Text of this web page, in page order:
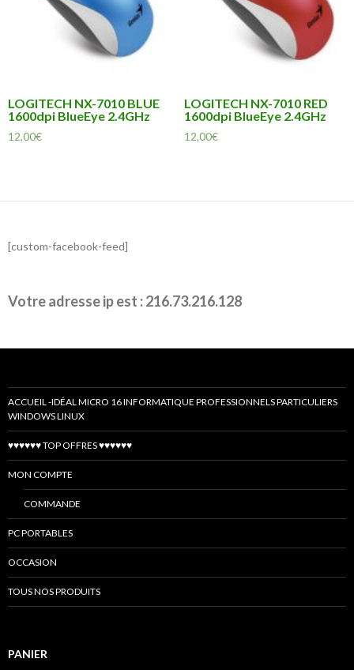
LOGITECH NX-7010 BLUE
1600dpi BlueEye 2.4GHz
12,00€
LOGITECH NX-7010 RED
1600dpi BlueEye 2.4GHz
12,00€
[custom-facebook-feed]
Votre adresse ip est : 216.73.216.128
ACCUEIL -IDÉAL MICRO 16 INFORMATIQUE PROFESSIONNELS PARTICULIERS
WINDOWS LINUX
♥♥♥♥♥♥ TOP OFFRES ♥♥♥♥♥♥
MON COMPTE
COMMANDE
PC PORTABLES
OCCASION
TOUS NOS PRODUITS
PANIER